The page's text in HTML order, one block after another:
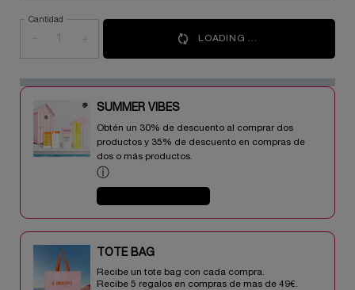
Cantidad
+ LOADING ...
SUMMER VIBES​
Obtén un 30% de descuento al comprar dos
productos y 35% de descuento en compras de
dos o más productos.​
ⓘ
TOTE BAG​​
Recibe un tote bag con cada compra.
Recibe 5 regalos en compras de mas de 49€.​